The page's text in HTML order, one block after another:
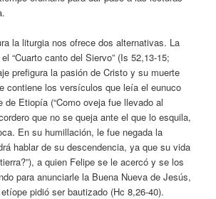
la liturgia nos ofrece dos alternativas. La
“Cuarto canto del Siervo” (Is 52,13-15;
prefigura la pasión de Cristo y su muerte
contiene los versículos que leía el eunuco
de Etiopía (“Como oveja fue llevado al
que no se queja ante el que lo esquila,
En su humillación, le fue negada la
hablar de su descendencia, ya que su vida
a quien Felipe se le acercó y se los
para anunciarle la Buena Nueva de Jesús,
pidió ser bautizado (Hc 8,26-40).